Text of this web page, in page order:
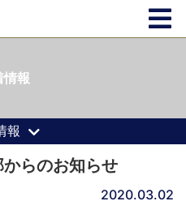
情報
報
らのお知らせ
2020.03.02